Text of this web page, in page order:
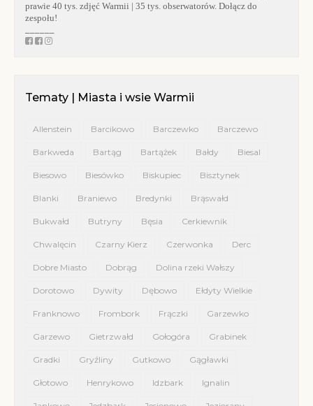
prawie 40 tys. zdjęć Warmii | 35 tys. obserwatorów. Dołącz do
zespołu!
Tematy | Miasta i wsie Warmii
Allenstein Barcikowo Barczewko Barczewo
Barkweda Bartąg Bartążek Bałdy Biesal
Biesowo Biesówko Biskupiec Bisztynek
Blanki Braniewo Bredynki Brąswałd
Bukwałd Butryny Bęsia Cerkiewnik
Chwalęcin Czarny Kierz Czerwonka Derc
Dobre Miasto Dobrąg Dolina rzeki Wałszy
Dorotowo Dywity Dębowo Ełdyty Wielkie
Franknowo Frombork Frączki Garzewko
Garzewo Gietrzwałd Gołogóra Grabinek
Gradki Gryźliny Gutkowo Gągławki
Głotowo Henrykowo Idzbark Ignalin